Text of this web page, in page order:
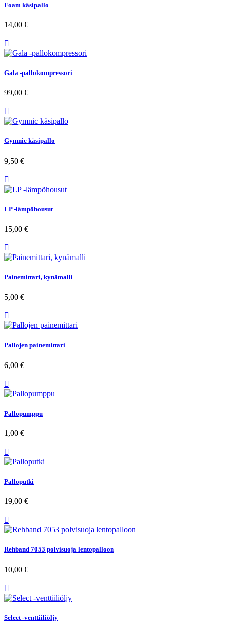
Foam käsipallo
14,00 €

Gala -pallokompressori
99,00 €

Gymnic käsipallo
9,50 €

LP -lämpöhousut
15,00 €

Painemittari, kynämalli
5,00 €

Pallojen painemittari
6,00 €

Pallopumppu
1,00 €

Palloputki
19,00 €

Rehband 7053 polvisuoja lentopalloon
10,00 €

Select -venttiiliöljy